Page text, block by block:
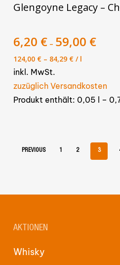
Produkt
mehrere
auf.
Die
Optionen
Produktseite
Glengoyne Legacy –
6,20 € – 59,00 €
124,00 €– 84,29 €/ l
inkl. MwSt.
zuzüglich Versandkosten
Produkt enthält: 0,05
–
PREVIOUS 1 2 3
AKTIONEN
Whisky